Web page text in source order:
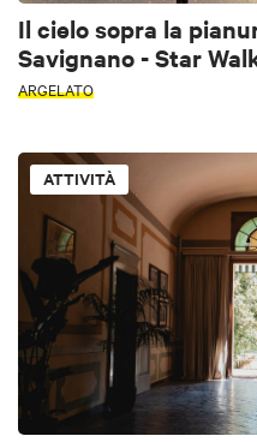
Il cielo sopra la
Savignano - Star
ARGELATO
ATTIVITÀ